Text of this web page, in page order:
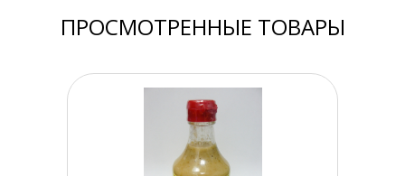
ПРОСМОТРЕННЫЕ ТОВАРЫ